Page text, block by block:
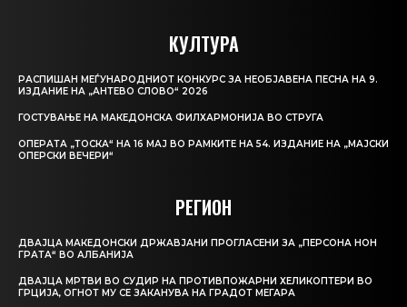
КУЛТУРА
РАСПИШАН МЕЃУНАРОДНИОТ КОНКУРС ЗА НЕОБЈАВЕНА ПЕСНА НА 9.
ИЗДАНИЕ НА „АНТЕВО СЛОВО“ 2026
ГОСТУВАЊЕ НА МАКЕДОНСКА ФИЛХАРМОНИЈА ВО СТРУГА
ОПЕРАТА „ТОСКА“ НА 16 МАЈ ВО РАМКИТЕ НА 54. ИЗДАНИЕ НА „МАЈСКИ
ОПЕРСКИ ВЕЧЕРИ“
РЕГИОН
ДВАЈЦА МАКЕДОНСКИ ДРЖАВЈАНИ ПРОГЛАСЕНИ ЗА „ПЕРСОНА НОН
ГРАТА“ ВО АЛБАНИЈА
ДВАЈЦА МРТВИ ВО СУДИР НА ПРОТИВПОЖАРНИ ХЕЛИКОПТЕРИ ВО
ГРЦИЈА, ОГНОТ МУ СЕ ЗАКАНУВА НА ГРАДОТ МЕГАРА